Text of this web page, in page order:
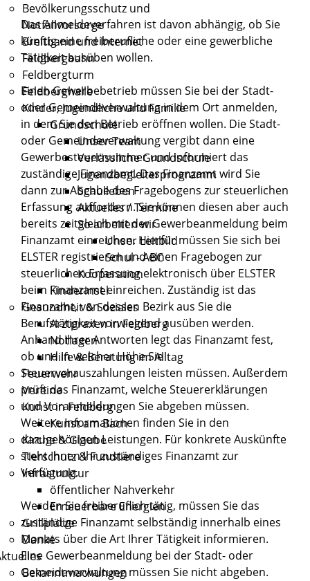
Bevölkerungsschutz und
Notfallvorsorge
Breitband und Internet
Feldbergbahn
Feldbergturm
Feldberghalle
Kinder, Jugendliche und Familie
Grundschule
Unser Team
Verlässliche Grundschule
Jugendbegleiterprogramm
Schulleben
Aktuelles / Termine
So arbeiten wir
Unser Leitbild
Schul - ABC
Kooperation
Kinderinsel
Gesundheit & Soziales
Arztpraxen in Feldberg
Notlagen
Hilfe & Beratung im Alltag
Feuerwehr
Vereine
Kunst in Feldberg
Kunst am Bach
Kirche & Glaube
Tierschutz & Fundtiere
Infrastruktur
öffentlicher Nahverkehr
Erneuerbare Energien
Grillplätze
Danke
Bekanntmachungen
Das Anmeldeverfahren ist davon abhängig, ob Sie
künftig eine freiberufliche oder eine gewerbliche
Tätigkeit ausüben wollen.
Einen Gewerbebetrieb müssen Sie bei der Stadt-
oder Gemeindeverwaltung in dem Ort anmelden,
in dem Sie den Betrieb eröffnen wollen. Die Stadt-
oder Gemeindeverwaltung vergibt dann eine
Gewerbesteuernummer und informiert das
zuständige Finanzamt. Das Finanzamt wird Sie
dann zur Abgabe des Fragebogens zur steuerlichen
Erfassung auffordern. Sie können diesen aber auch
bereits zeitgleich mit der Gewerbeanmeldung beim
Finanzamt einreichen.Hierfür müssen Sie sich bei
ELSTER registrieren und einen Fragebogen zur
steuerlichen Erfassung elektronisch über ELSTER
beim Finanzamt einreichen. Zuständig ist das
Finanzamt, von dessen Bezirk aus Sie die
Berufstätigkeit vorwiegend ausüben werden.
Anhand Ihrer Antworten legt das Finanzamt fest,
ob und in welcher Höhe Sie
Steuervorauszahlungen leisten müssen. Außerdem
prüft das Finanzamt, welche Steuererklärungen
und Voranmeldungen Sie abgeben müssen.
Weitere Informationen finden Sie in den
dazugehörigen Leistungen. Für konkrete Auskünfte
steht Ihnen Ihr zuständiges Finanzamt zur
Verfügung.
Werden Sie freiberuflich tätig, müssen Sie das
zuständige Finanzamt selbständig innerhalb eines
Monats über die Art Ihrer Tätigkeit informieren.
Eine Gewerbeanmeldung bei der Stadt- oder
Gemeideverwaltung müssen Sie nicht abgeben.